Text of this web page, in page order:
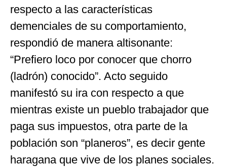
respecto a las características
demenciales de su comportamiento,
respondió de manera altisonante:
“Prefiero loco por conocer que chorro
(ladrón) conocido”. Acto seguido
manifestó su ira con respecto a que
mientras existe un pueblo trabajador que
paga sus impuestos, otra parte de la
población son “planeros”, es decir gente
haragana que vive de los planes sociales.